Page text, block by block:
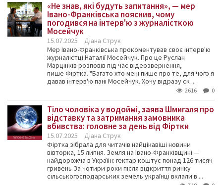
«Не знав, які будуть запитання», — мер
Івано-Франківська пояснив, чому
погодився на інтерв'ю з журналісткою
Мосейчук
15.07.2025
Діана Струк
Мер Івано-Франківська прокоментував своє інтерв'ю
журналістці Наталії Мосейчук. Про це Руслан
Марцінків розповів під час відеозвернення,
пише Фіртка. "Багато хто мені пише про те, для чого я
давав інтерв'ю пані Мосейчук. Хочу відразу ск ...
2616 0
Тіло чоловіка у водоймі, заява Шмигаля про
відставку та затримання замовника
вбивства: головне за день від Фіртки
15.07.2025
Діана Струк
Фіртка зібрала для читачів найцікавіші новини
вівторка, 15 липня. Земля на Івано-Франківщині —
найдорожча в Україні: гектар коштує понад 126 тисяч
гривень За чотири роки після відкриття ринку
сільськогосподарських земель українці вклали в ...